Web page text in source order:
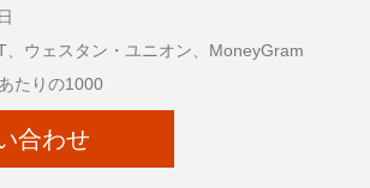
、ウェスタン・ユニオン、MoneyGram
たりの1000
合わせ